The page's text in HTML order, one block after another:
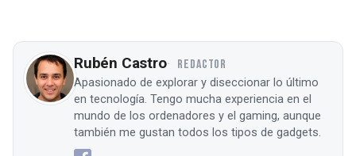
Rubén Castro REDACTOR
Apasionado de explorar y diseccionar lo último
en tecnología. Tengo mucha experiencia en el
mundo de los ordenadores y el gaming, aunque
también me gustan todos los tipos de gadgets.